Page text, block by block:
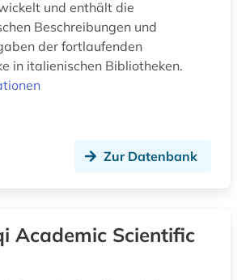
und enthält die
Beschreibungen und
der fortlaufenden
in italienischen Bibliotheken.
Zur Datenbank
Academic Scientific